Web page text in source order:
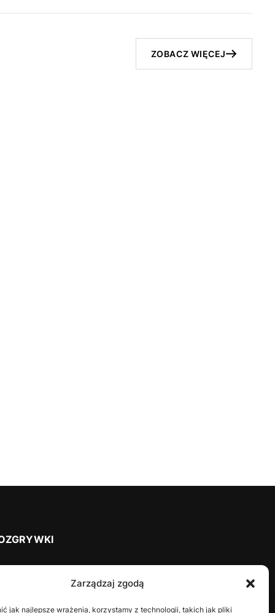
Zarządzaj zgodą
jak najlepsze wrażenia, korzystamy z technologii, takich jak pliki
ZOBACZ WIĘCEJ
2023/2024